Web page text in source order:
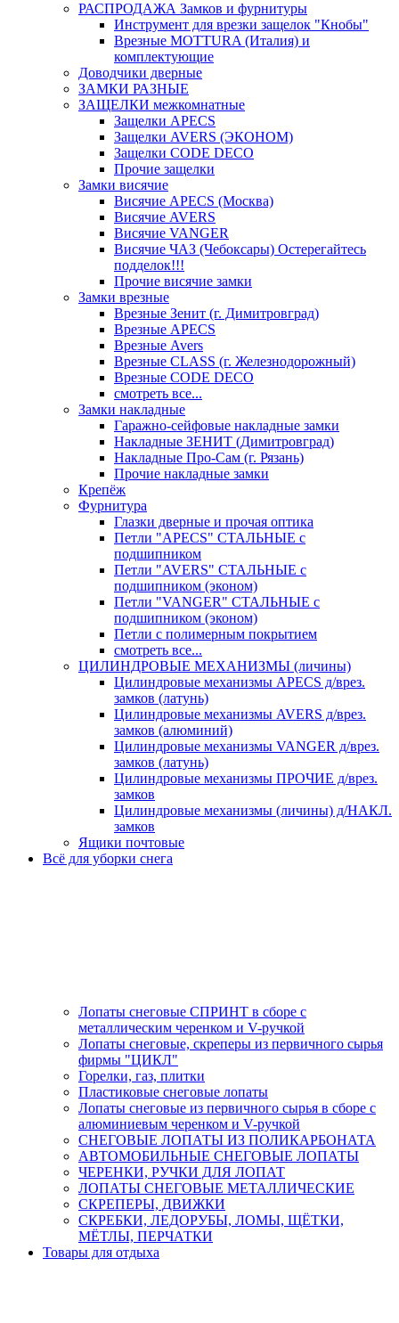
РАСПРОДАЖА Замков и фурнитуры
Инструмент для врезки защелок "Кнобы"
Врезные MOTTURA (Италия) и
комплектующие
Доводчики дверные
ЗАМКИ РАЗНЫЕ
ЗАЩЕЛКИ межкомнатные
Защелки APECS
Защелки AVERS (ЭКОНОМ)
Защелки CODE DECO
Прочие защелки
Замки висячие
Висячие APECS (Москва)
Висячие AVERS
Висячие VANGER
Висячие ЧАЗ (Чебоксары) Остерегайтесь
подделок!!!
Прочие висячие замки
Замки врезные
Врезные Зенит (г. Димитровград)
Врезные APECS
Врезные Avers
Врезные CLASS (г. Железнодорожный)
Врезные CODE DECO
смотреть все...
Замки накладные
Гаражно-сейфовые накладные замки
Накладные ЗЕНИТ (Димитровград)
Накладные Про-Сам (г. Рязань)
Прочие накладные замки
Крепёж
Фурнитура
Глазки дверные и прочая оптика
Петли "APECS" СТАЛЬНЫЕ с
подшипником
Петли "AVERS" СТАЛЬНЫЕ с
подшипником (эконом)
Петли "VANGER" СТАЛЬНЫЕ с
подшипником (эконом)
Петли с полимерным покрытием
смотреть все...
ЦИЛИНДРОВЫЕ МЕХАНИЗМЫ (личины)
Цилиндровые механизмы APECS д/врез.
замков (латунь)
Цилиндровые механизмы AVERS д/врез.
замков (алюминий)
Цилиндровые механизмы VANGER д/врез.
замков (латунь)
Цилиндровые механизмы ПРОЧИЕ д/врез.
замков
Цилиндровые механизмы (личины) д/НАКЛ.
замков
Ящики почтовые
Всё для уборки снега
Лопаты снеговые СПРИНТ в сборе с
металлическим черенком и V-ручкой
Лопаты снеговые, скреперы из первичного сырья
фирмы "ЦИКЛ"
Горелки, газ, плитки
Пластиковые снеговые лопаты
Лопаты снеговые из первичного сырья в сборе с
алюминиевым черенком и V-ручкой
СНЕГОВЫЕ ЛОПАТЫ ИЗ ПОЛИКАРБОНАТА
АВТОМОБИЛЬНЫЕ СНЕГОВЫЕ ЛОПАТЫ
ЧЕРЕНКИ, РУЧКИ ДЛЯ ЛОПАТ
ЛОПАТЫ СНЕГОВЫЕ МЕТАЛЛИЧЕСКИЕ
СКРЕПЕРЫ, ДВИЖКИ
СКРЕБКИ, ЛЕДОРУБЫ, ЛОМЫ, ЩЁТКИ,
МЁТЛЫ, ПЕРЧАТКИ
Товары для отдыха